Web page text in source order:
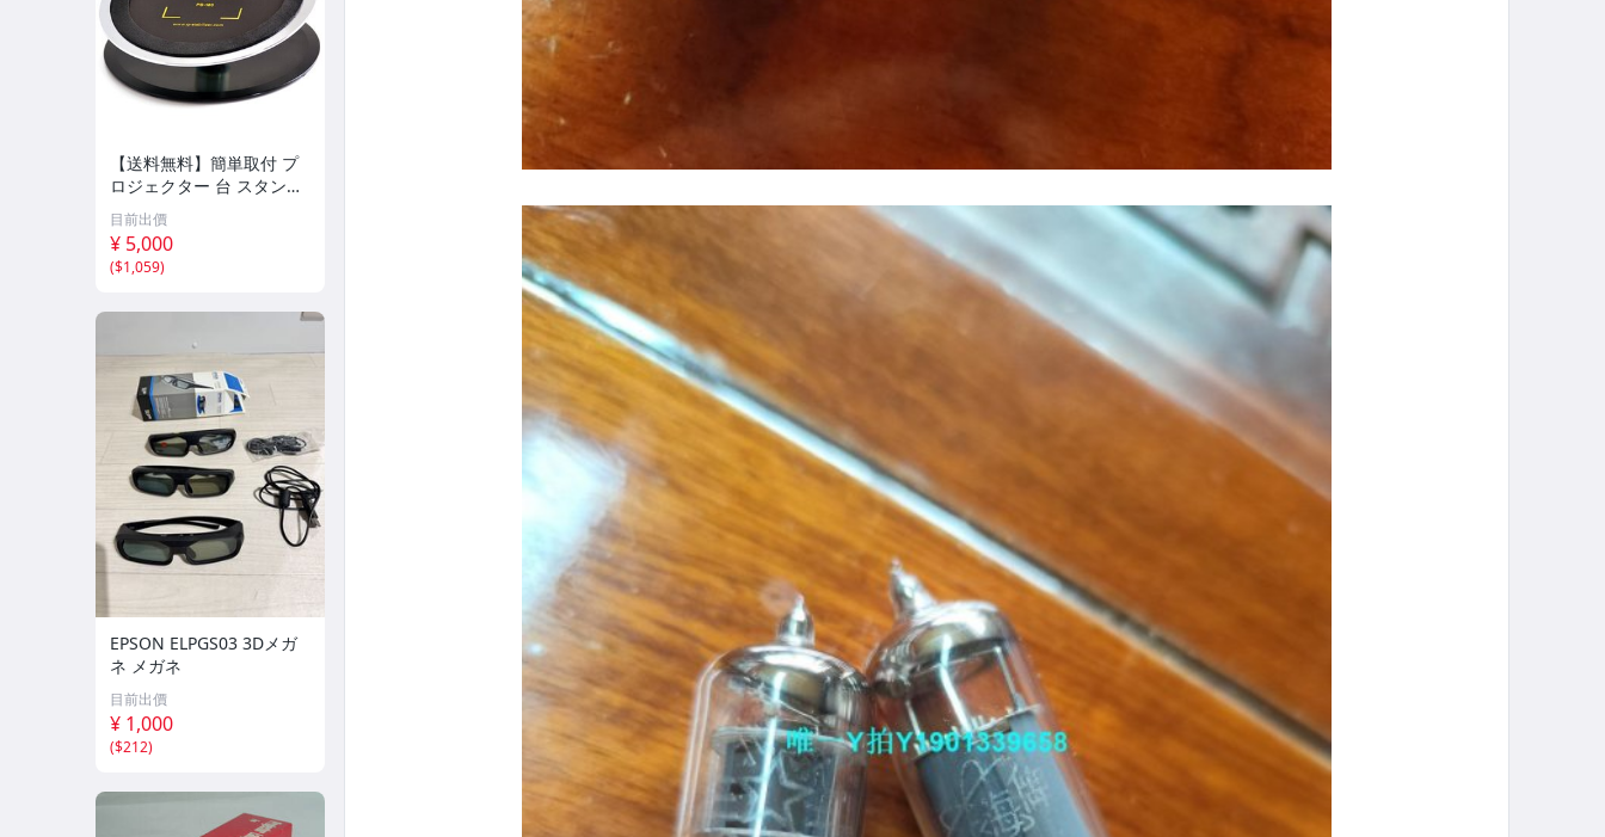
【送料無料】簡単取付 プ
ロジェクター 台 スタンド
プロジェクター・スタビラ
イザー PS-180 Q-STABILI
ZER
目前出價
¥ 5,000
($1,059)
EPSON ELPGS03 3Dメガ
ネ メガネ
目前出價
¥ 1,000
($212)